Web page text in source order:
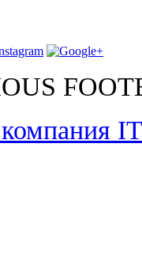
компания